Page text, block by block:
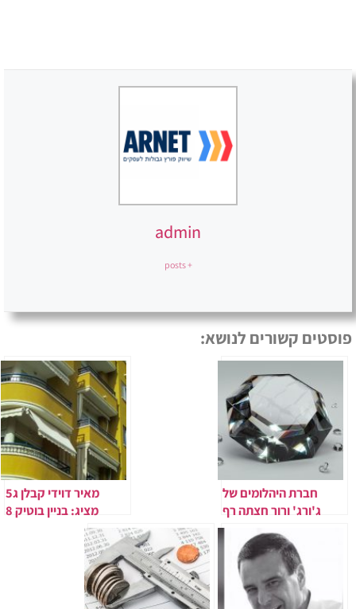
admin
+ posts
פוסטים קשורים לנושא:
חברת היהלומים של
ג'ורג' ורור חצתה רף
100 מיליון יורו
בעסקאות בשנת 2025.​
מאיר דוידי קבלן ג5
מציג: בניין בוטיק 8
קומות סביב כיכר